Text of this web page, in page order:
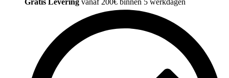
Gratis Levering vanaf 200€ binnen 5 werkdagen